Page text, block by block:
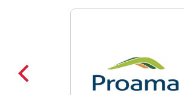
Poprzednie
loga